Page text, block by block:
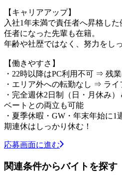
【キャリアアップ】
入社1年未満で責任者へ昇格し
任者になった先輩も在籍。
年齢や社歴ではなく、努力をし
【働きやすさ】
・22時以降はPC利用不可 ⇒ 残
・エリア外への転勤なし ⇒ ライ
・完全週休2日制（日・月休み
ベートとの両立も可能
・夏季休暇・GW・年末年始に
期連休はしっかり休む！
応募画面に進む
関連条件からバイトを探す